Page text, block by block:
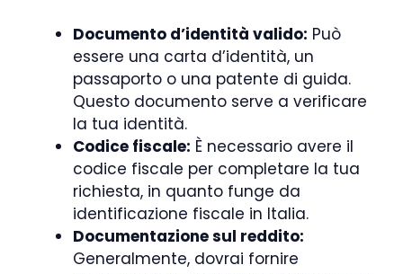
Documento d’identità valido: Può
essere una carta d’identità, un
passaporto o una patente di guida.
Questo documento serve a verificare
la tua identità.
Codice fiscale: È necessario avere il
codice fiscale per completare la tua
richiesta, in quanto funge da
identificazione fiscale in Italia.
Documentazione sul reddito:
Generalmente, dovrai fornire